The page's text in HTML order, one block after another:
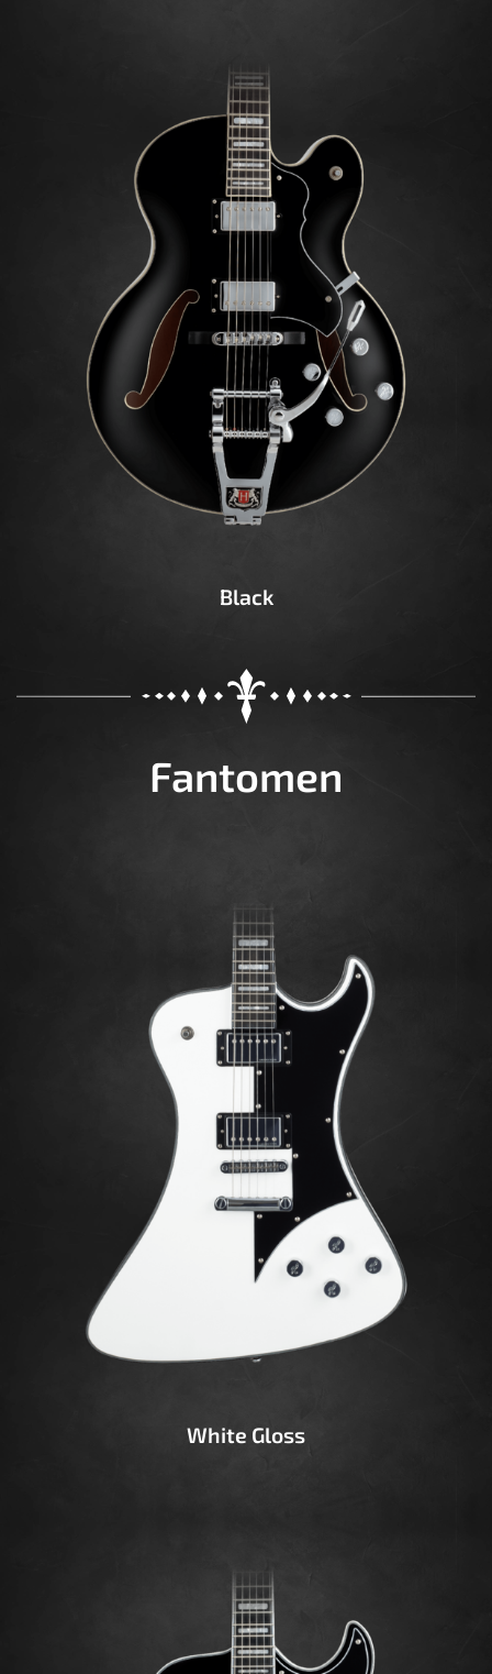
Black
Fantomen
White Gloss